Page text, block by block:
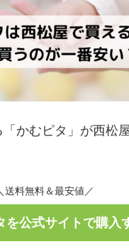
かむピタ」が西松
送料無料＆最安値／
公式サイトで購入